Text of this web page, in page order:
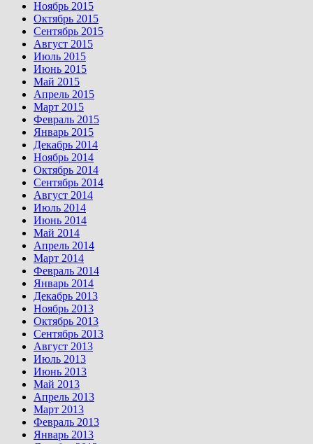
Ноябрь 2015
Октябрь 2015
Сентябрь 2015
Август 2015
Июль 2015
Июнь 2015
Май 2015
Апрель 2015
Март 2015
Февраль 2015
Январь 2015
Декабрь 2014
Ноябрь 2014
Октябрь 2014
Сентябрь 2014
Август 2014
Июль 2014
Июнь 2014
Май 2014
Апрель 2014
Март 2014
Февраль 2014
Январь 2014
Декабрь 2013
Ноябрь 2013
Октябрь 2013
Сентябрь 2013
Август 2013
Июль 2013
Июнь 2013
Май 2013
Апрель 2013
Март 2013
Февраль 2013
Январь 2013